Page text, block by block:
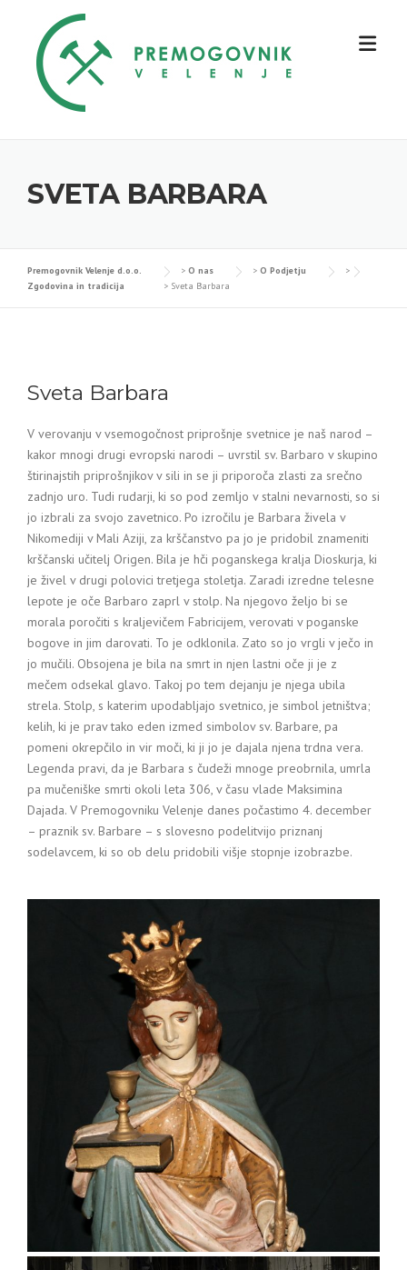
content
SVETA BARBARA
Premogovnik Velenje d.o.o. > O nas > O Podjetju
>
Zgodovina in tradicija
> Sveta Barbara
Sveta Barbara
V verovanju v vsemogočnost priprošnje svetnice je naš narod –
kakor mnogi drugi evropski narodi – uvrstil sv. Barbaro v skupino
štirinajstih priprošnjikov v sili in se ji priporoča zlasti za srečno
zadnjo uro. Tudi rudarji, ki so pod zemljo v stalni nevarnosti, so si
jo izbrali za svojo zavetnico. Po izročilu je Barbara živela v
Nikomediji v Mali Aziji, za krščanstvo pa jo je pridobil znameniti
krščanski učitelj Origen. Bila je hči poganskega kralja Dioskurja, ki
je živel v drugi polovici tretjega stoletja. Zaradi izredne telesne
lepote je oče Barbaro zaprl v stolp. Na njegovo željo bi se
morala poročiti s kraljevičem Fabricijem, verovati v poganske
bogove in jim darovati. To je odklonila. Zato so jo vrgli v ječo in
jo mučili. Obsojena je bila na smrt in njen lastni oče ji je z
mečem odsekal glavo. Takoj po tem dejanju je njega ubila
strela. Stolp, s katerim upodabljajo svetnico, je simbol jetništva;
kelih, ki je prav tako eden izmed simbolov sv. Barbare, pa
pomeni okrepčilo in vir moči, ki ji jo je dajala njena trdna vera.
Legenda pravi, da je Barbara s čudeži mnoge preobrnila, umrla
pa mučeniške smrti okoli leta 306, v času vlade Maksimina
Dajada. V Premogovniku Velenje danes počastimo 4. december
– praznik sv. Barbare – s slovesno podelitvijo priznanj
sodelavcem, ki so ob delu pridobili višje stopnje izobrazbe.